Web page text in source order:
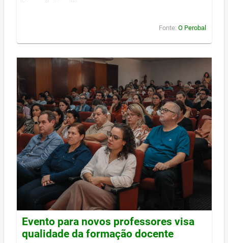
Fonte: O Perobal
Evento para novos professores visa
qualidade da formação docente